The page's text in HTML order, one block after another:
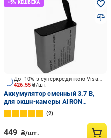
426.55₴/шт.
До -10% з суперкредиткою Visa Вигода
Аккумулятор сменный 3.7 В,
для экшн-камеры AIRON
PROCAM 7/8 1350мА*ч
(69477915500032)
2
449 ₴/шт.